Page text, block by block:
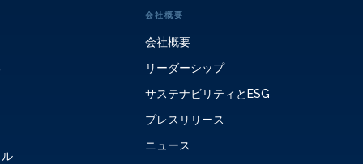
会社概要
会社概要
リーダーシップ
サステナビリティとESG
プレスリリース
ニュース